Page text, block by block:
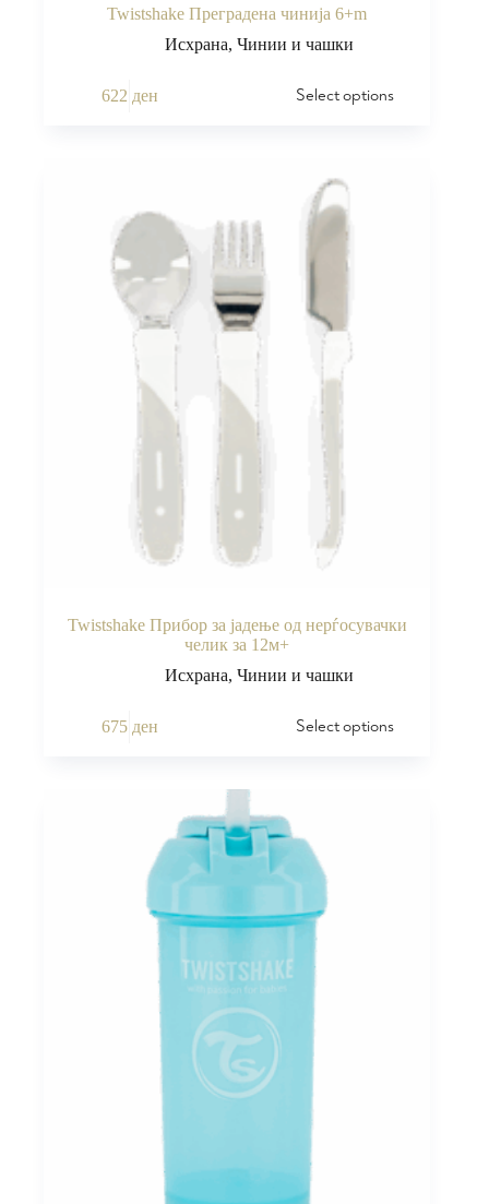
Twistshake Преградена чинија 6+m
Исхрана, Чинии и чашки
622 ден Select options
Twistshake Прибор за јадење од нерѓосувачки
челик за 12м+
Исхрана, Чинии и чашки
675 ден Select options